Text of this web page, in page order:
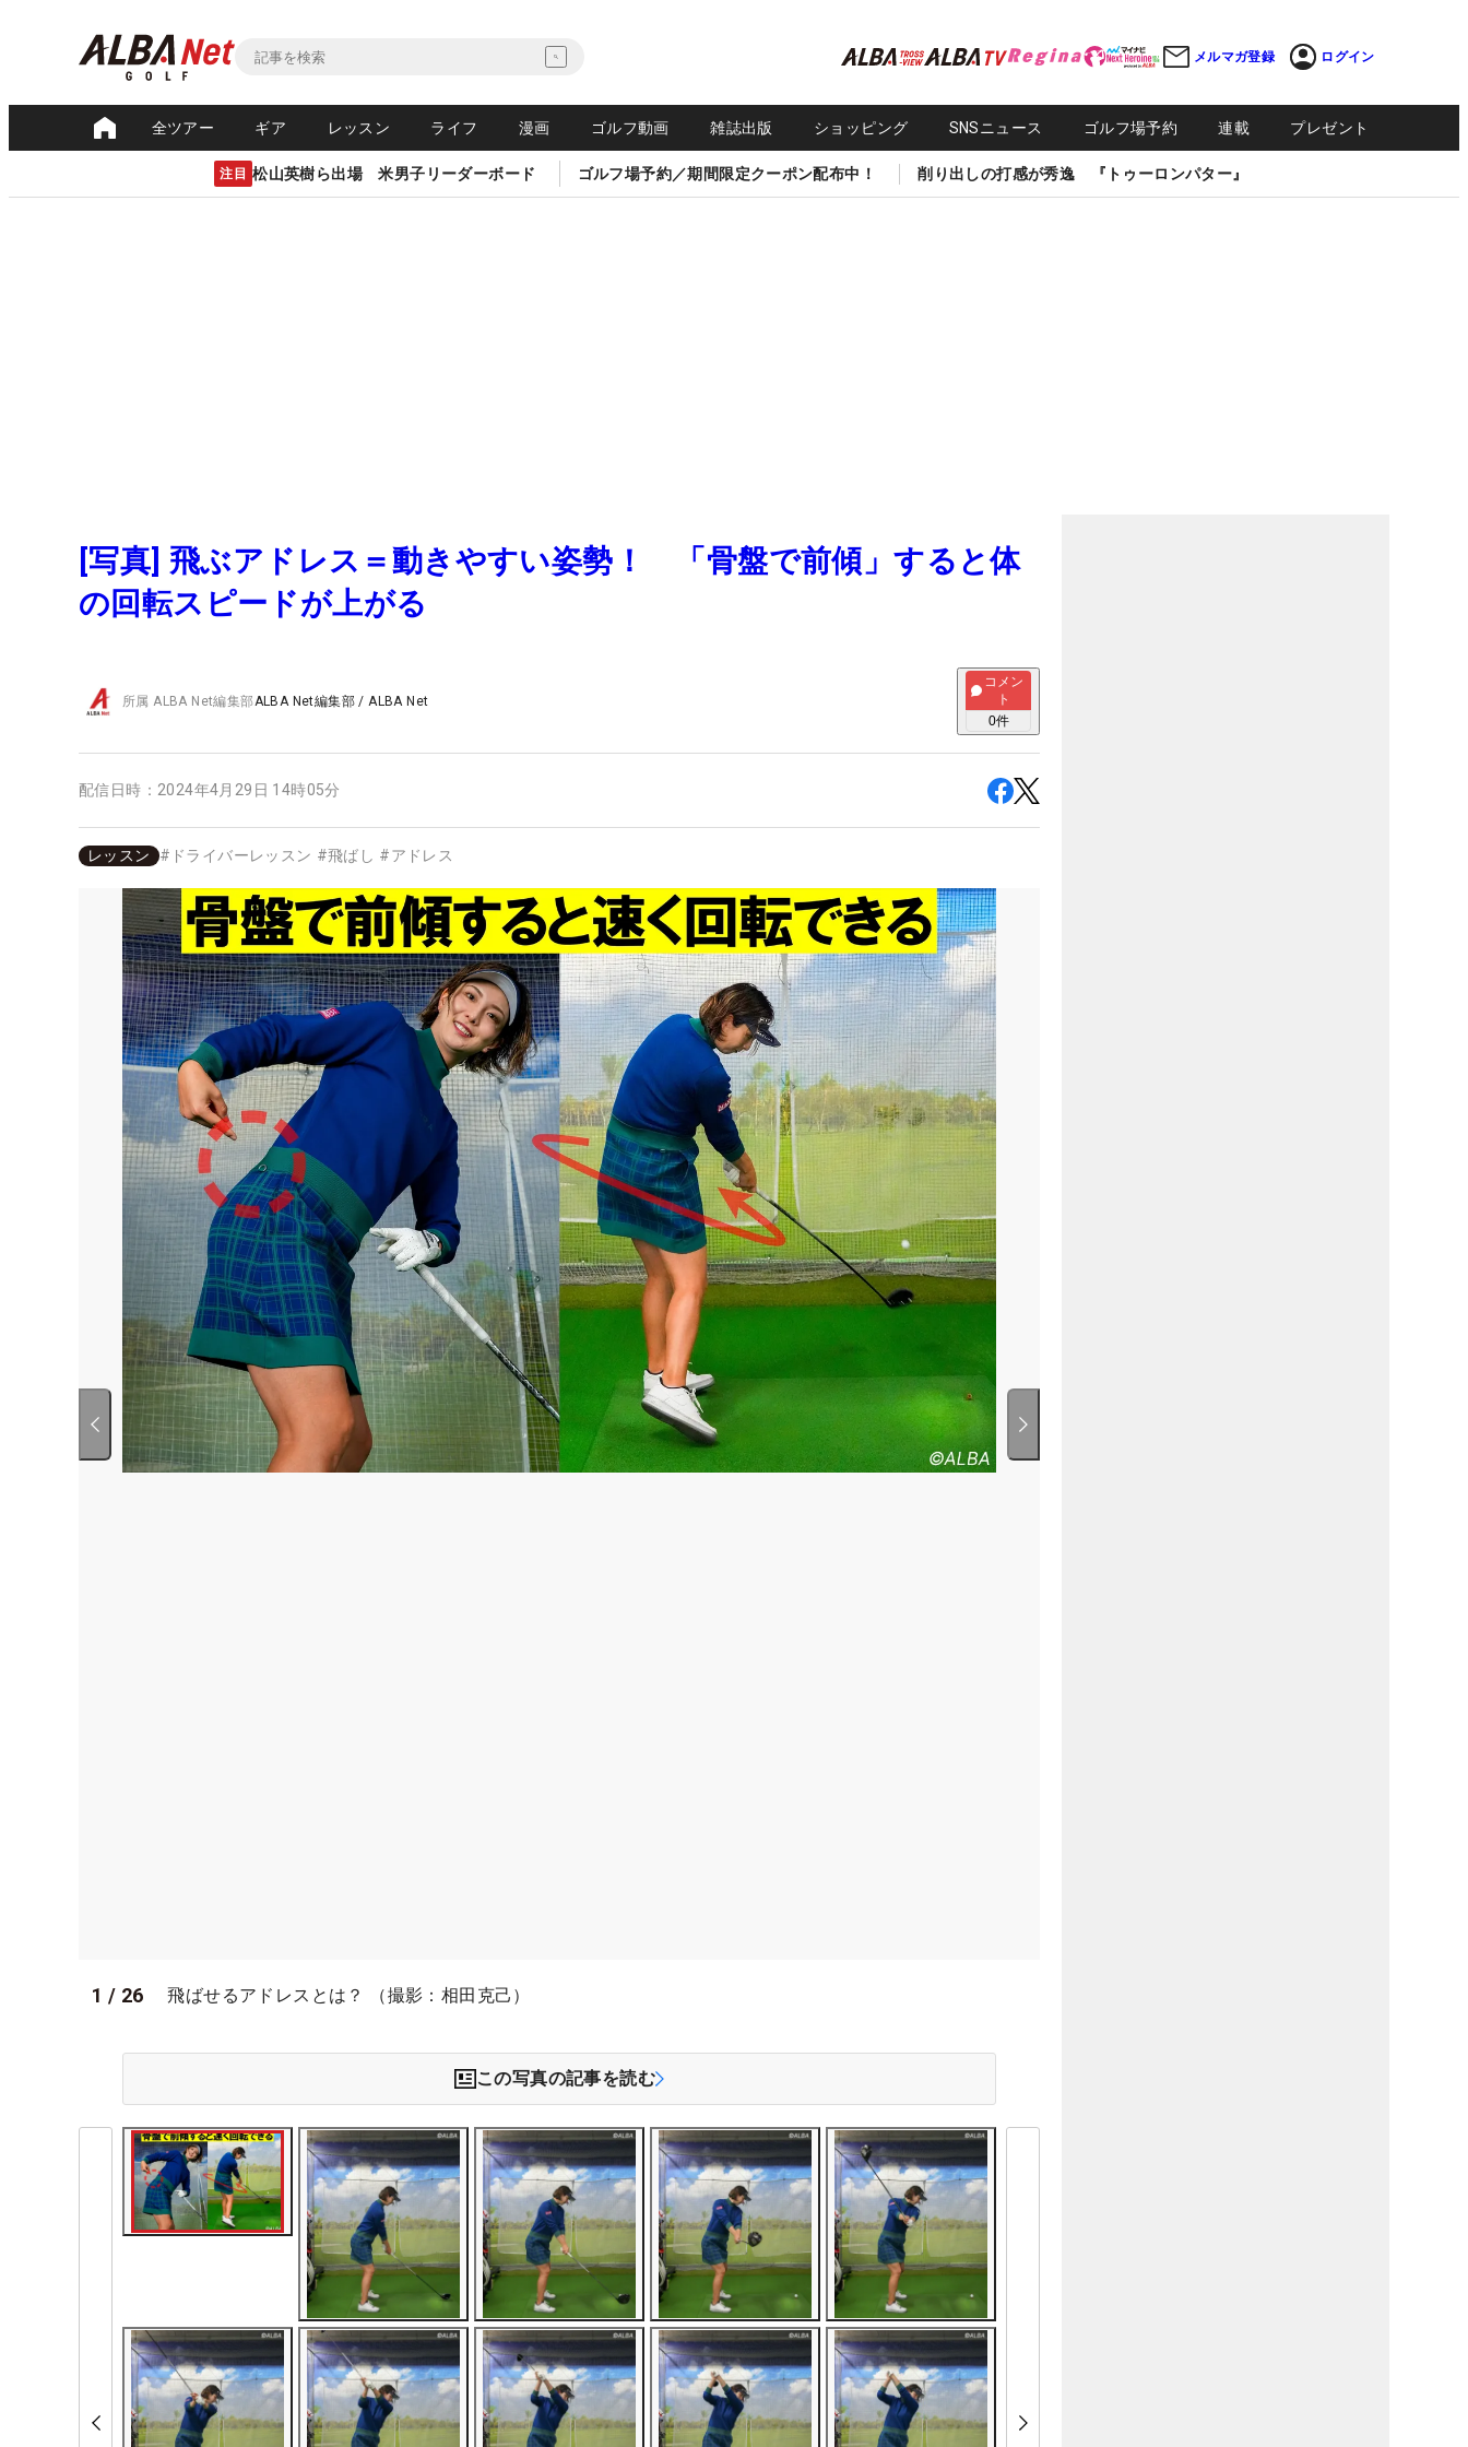
メルマガ登録 ログイン
全ツアー ギア レッスン ライフ 漫画 ゴルフ動画 雑誌出版 ショッピング SNSニュース ゴルフ場予約 連載 プレゼント
注目 松山英樹ら出場 米男子リーダーボード ゴルフ場予約／期間限定クーポン配布中！ 削り出しの打感が秀逸 『トゥーロンパター』
[写真] 飛ぶアドレス＝動きやすい姿勢！ 「骨盤で前傾」すると体
の回転スピードが上がる
所属ALBA Net編集部ALBA Net編集部 /ALBA Net
コメン
ト
0件
配信日時： 2024年4月29日 14時05分
レッスン # ドライバーレッスン #飛ばし #アドレス
1 / 26 飛ばせるアドレスとは？ （撮影：相田克己）
この写真の記事を読む